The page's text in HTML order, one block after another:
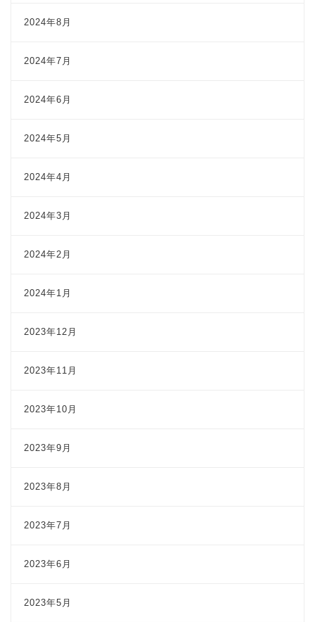
2024年8月
2024年7月
2024年6月
2024年5月
2024年4月
2024年3月
2024年2月
2024年1月
2023年12月
2023年11月
2023年10月
2023年9月
2023年8月
2023年7月
2023年6月
2023年5月